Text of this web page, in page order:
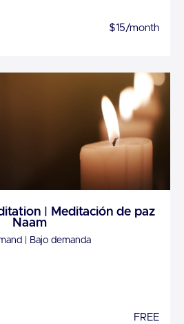
$15/month
| Meditación de paz
Naam
| Bajo demanda
FREE